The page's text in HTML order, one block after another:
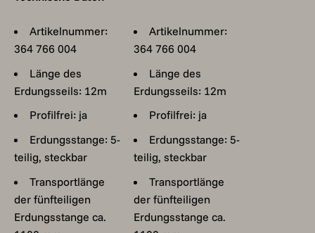
Artikelnummer:
364 766 004
Länge des
Erdungsseils: 12m
Profilfrei: ja
Erdungsstange: 5-
teilig, steckbar
Transportlänge
der fünfteiligen
Erdungsstange ca.
Artikelnummer:
364 766 004
Länge des
Erdungsseils: 12m
Profilfrei: ja
Erdungsstange: 5-
teilig, steckbar
Transportlänge
der fünfteiligen
Erdungsstange ca.